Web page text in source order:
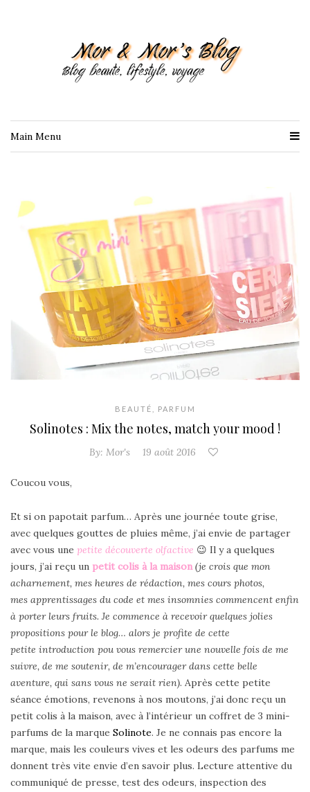
Main Menu
BEAUTÉ PARFUM
Solinotes : Mix the notes, match your mood !
By: Mor's 19 août 2016
Coucou vous,
Et si on papotait parfum… Après une journée toute grise,
avec quelques gouttes de pluies même, j’ai envie de partager
avec vous une petite découverte olfactive 😉 Il y a quelques
jours, j’ai reçu un petit colis à la maison (je crois que mon
acharnement, mes heures de rédaction, mes cours photos,
mes apprentissages du code et mes insomnies commencent enfin
à porter leurs fruits. Je commence à recevoir quelques jolies
propositions pour le blog… alors je profite de cette
petite introduction pou vous remercier une nouvelle fois de me
suivre, de me soutenir, de m’encourager dans cette belle
aventure, qui sans vous ne serait rien). Après cette petite
séance émotions, revenons à nos moutons, j’ai donc reçu un
petit colis à la maison, avec à l’intérieur un coffret de 3 mini-
parfums de la marque Solinote. Je ne connais pas encore la
marque, mais les couleurs vives et les odeurs des parfums me
donnent très vite envie d’en savoir plus. Lecture attentive du
communiqué de presse, test des odeurs, inspection des